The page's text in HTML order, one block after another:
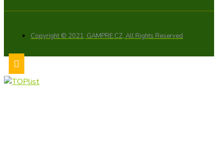
Copyright © 2021, GAMPRE.CZ, All Rights Reserved